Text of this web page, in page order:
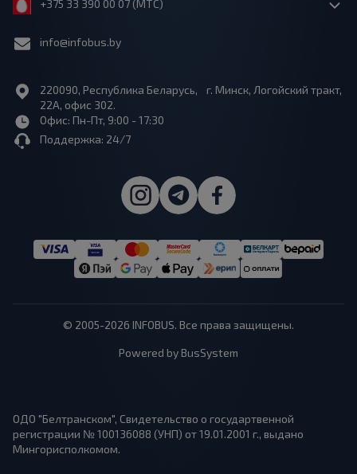
+375 33 390 00 07 (МТС)
info@infobus.by
220090, Республика Беларусь, г. Минск, Логойский тракт,
22А, офис 302.
Офис: Пн-Пт, 9:00 - 17:30
Поддержка: 24/7
© 2005-2026 INFOBUS. Все права защищены.
Powered by BusSystem
ОДО "Белтранском", Свидетельство о государтвенной
регистрации № 100136088 (УНП) от 19.01.2001 г., выдано
Мингорисполкомом.